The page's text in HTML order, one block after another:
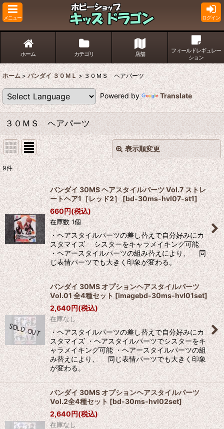
メニュー ログイン
ホーム カテゴリ 店舗
フィールドレギュレー
ション
ホーム > バンダイ ３０ＭＬ > ３０ＭＳ ヘアパーツ
Powered by Translate
３０ＭＳ ヘアパーツ
表示順変更
表示数:
並び順:
絞り込む
閉じる
9件
バンダイ 30MS ヘアスタイルパーツ Vol.7 ストレ
ートヘア1［レッド2］[bd-30ms-hvl07-st1]
660円(税込)
在庫数 1個
・ヘアスタイルパーツの差し替えで自分好みにカ
スタマイズ シスターをキャラメイキング可能
・ヘアースタイルパーツの組み替えにより、 同
じ表情パーツでも大きく印象が変わる。
バンダイ 30MS オプションヘアスタイルパーツ
Vol.01 全4種セット[imagebd-30ms-hvl01set]
2,640円(税込)
在庫なし
・ヘアスタイルパーツの差し替えで自分好みにカ
スタマイズ ・ヘアスタイルパーツでシスターをキ
ャラメイキング可能 ・ヘアースタイルパーツの組
み替えにより、 同じ表情パーツでも大きく印象
が変わる。
バンダイ 30MS オプションヘアスタイルパーツ
Vol.2全4種セット [bd-30ms-hvl02set]
2,640円(税込)
在庫なし